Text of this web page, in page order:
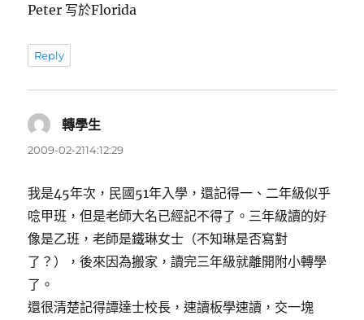
Peter 写於Florida
Reply
轉學生
示:
2009-02-2114:12:29
我是45年次，民國51年入學，還記得一、二年級似乎
唸甲班，但是老師大名已經記不得了。三年級讀的好
像是乙班，老師是鐵琳女士（不知琳是否寫對
了？），後來因為搬家，讀完三年級就離開附小轉學
了。
還很清楚記得譚達士校長，速讀板學速讀，交一塊